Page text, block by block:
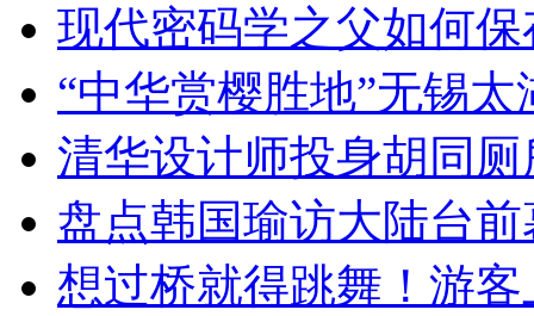
现代密码学之父如何
“中华赏樱胜地”无锡
清华设计师投身胡同
盘点韩国瑜访大陆台
想过桥就得跳舞！游客